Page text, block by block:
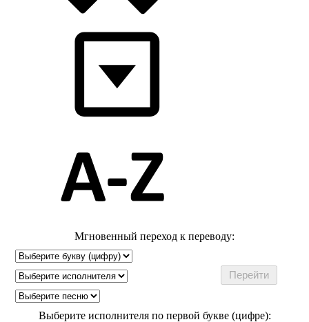
Мгновенный переход к переводу:
Выберите исполнителя по первой букве (цифре):